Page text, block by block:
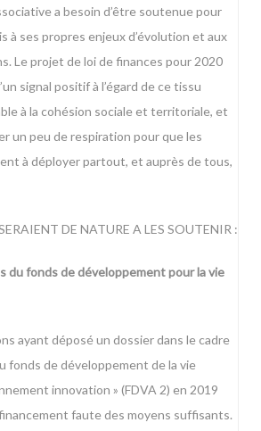
a besoin d’être soutenue pour
à ses propres enjeux d’évolution et aux
Le projet de loi de finances pour 2020
signal positif à l’égard de ce tissu
à la cohésion sociale et territoriale, et
un peu de respiration pour que les
à déployer partout, et auprès de tous,
DE NATURE A LES SOUTENIR :
du fonds de développement pour la vie
ayant déposé un dossier dans le cadre
fonds de développement de la vie
innovation » (FDVA 2) en 2019
faute des moyens suffisants.